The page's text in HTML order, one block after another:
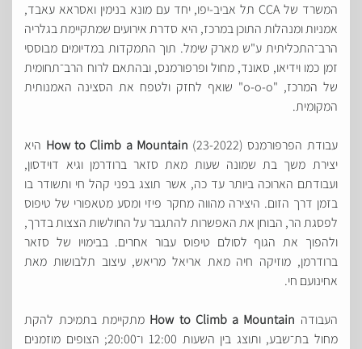
המשרד של CCA תל אביב-יפו, יחד עם מונא בנימין ואסראא עאבד,
אמניות ומנהלות התוכן במרכז, היא סדרת אירועים שמתקיימת בגלריה
הרב־התכליתית ע"ש מארק שימל. תוך התמקדות במדיומים מבוססי
זמן כמו וידיאו, סאונד, מחול ופרפורמנס, ובהתאם לרוח הרב־תחומית
של המרכז, "o-o-o" שואף לחזק ולטפח את הסצינה האמנותית
המקומית.
עבודת הפרפורמנס How to Climb a Mountain (23-2022) היא
יצירת משך בת שמונה שעות מאת סזאר ברודרמן וגיא דוידסון,
ועבודתם הארוכה ביותר עד כה, אשר תוצג בפני קהל חי ותשודר בו
בזמן דרך הזום. היצירה מהווה מחקר פיזי ומסע מטאפורי של טיפוס
לפסגת הר, הבוחן את האפשרות להתגבר על החולשות הצצות בדרך,
ולהפוך את הגוף לסולם טיפוס עבור אחרים. בבימויו של סזאר
ברודרמן, מוזיקה חיה מאת אריאל מריאש, עיצוב תלבושות מאת
אחינועם חי.
העבודה How to Climb a Mountain מתקיימת בתמיכת להקת
מחול בת־שבע, ותוצג בין השעות 12:00 ו־20:00; הצופים מוזמנים